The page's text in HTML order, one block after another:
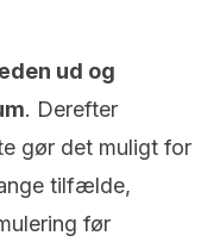
ud og
. Derefter
gør det muligt for
tilfælde,
før